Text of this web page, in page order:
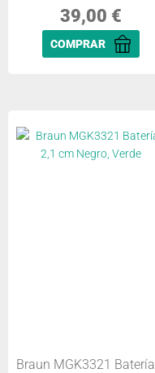
39,00 €
COMPRAR
Braun MGK3321 Batería